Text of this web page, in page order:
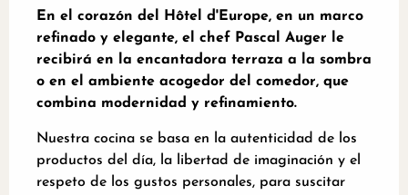
En el corazón del Hôtel d'Europe, en un marco
refinado y elegante, el chef Pascal Auger le
recibirá en la encantadora terraza a la sombra
o en el ambiente acogedor del comedor, que
combina modernidad y refinamiento.
Nuestra cocina se basa en la autenticidad de los
productos del día, la libertad de imaginación y el
respeto de los gustos personales, para suscitar